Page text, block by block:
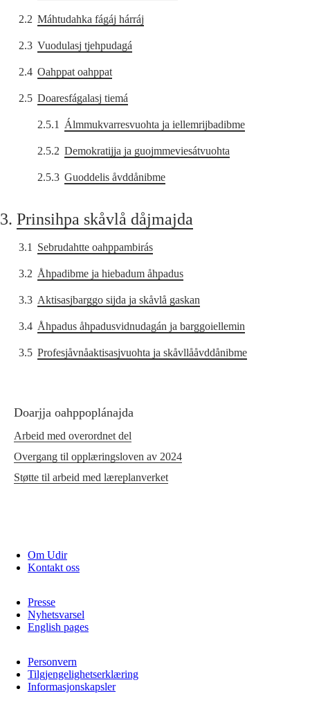
2.2 Máhtudahka fágáj hárráj
2.3 Vuodulasj tjehpudagá
2.4 Oahppat oahppat
2.5 Doaresfágalasj tiemá
2.5.1 Álmmukvarresvuohta ja iellemrijbadibme
2.5.2 Demokratijja ja guojmmeviesátvuohta
2.5.3 Guoddelis åvddånibme
3. Prinsihpa skåvlå dåjmajda
3.1 Sebrudahtte oahppambirás
3.2 Åhpadibme ja hiebadum åhpadus
3.3 Aktisasjbarggo sijda ja skåvlå gaskan
3.4 Åhpadus åhpadusvidnudagán ja barggoiellemin
3.5 Profesjåvnåaktisasjvuohta ja skåvllååvddånibme
Doarjja oahppoplánajda
Arbeid med overordnet del
Overgang til opplæringsloven av 2024
Støtte til arbeid med læreplanverket
Om Udir
Kontakt oss
Presse
Nyhetsvarsel
English pages
Personvern
Tilgjengelighetserklæring
Informasjonskapsler